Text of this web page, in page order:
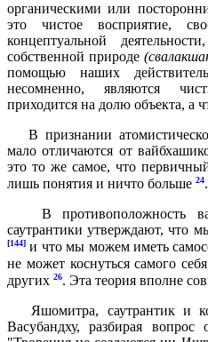
органическими или
это чистое восприятие,
концептуальной
собственной природе
помощью наших
несомненно, являются
приходится на долю объекта, а
В признании
мало отличаются от
это то же самое, что
лишь понятия и ничто больше 24.
В противоположность
саутрантики утверждают, что
[144] и что мы можем иметь
не может коснуться самого
других 26. Эта теория вполне
Яшомитра, саутрантик и
Васубандху, разбирая вопрос